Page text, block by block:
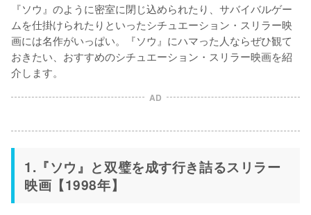
『ソウ』のように密室に閉じ込められたり、サバイバルゲー
ムを仕掛けられたりといったシチュエーション・スリラー映
画には名作がいっぱい。『ソウ』にハマった人ならぜひ観て
おきたい、おすすめのシチュエーション・スリラー映画を紹
介します。
AD
1.『ソウ』と双璧を成す行き詰るスリラー
映画【1998年】